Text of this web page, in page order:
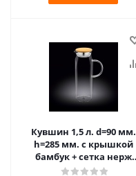
Кувшин 1,5 л. d=90 мм.
h=285 мм. с крышкой
бамбук + сетка нерж
Термостекло Wilmax